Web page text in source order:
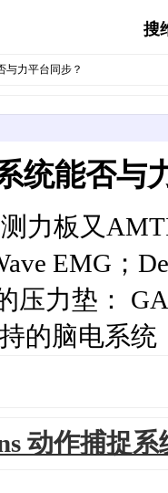
搜
与力平台同步？
统能否与
力板又
EMG；
压力垫：
的脑电系统
动作捕捉